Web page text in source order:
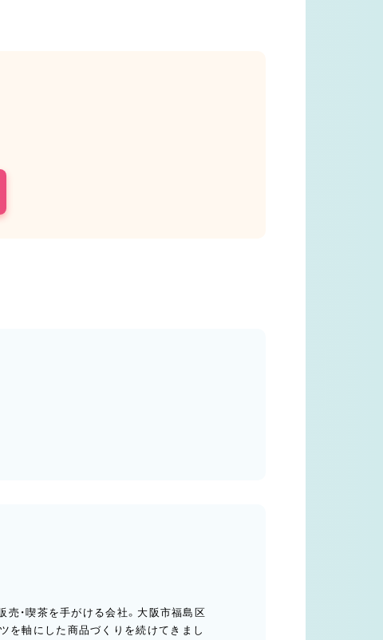
売・喫茶を手がける会社。大阪市福島区
を軸にした商品づくりを続けてきまし